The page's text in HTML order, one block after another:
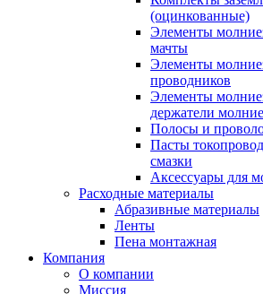
(оцинкованные)
Элементы
мачты
Элементы
проводников
Элементы
держатели
Полосы и
Пасты
смазки
Аксессуары для
Расходные материалы
Абразивные материалы
Ленты
Пена монтажная
Компания
О компании
Миссия